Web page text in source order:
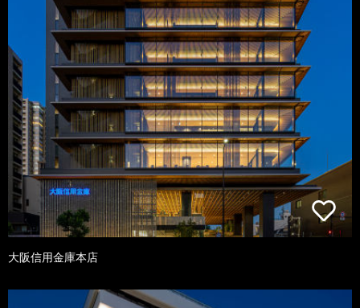
大阪信用金庫本店